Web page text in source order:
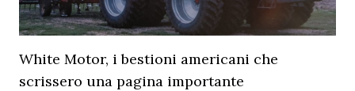
White Motor, i bestioni americani che
scrissero una pagina importante